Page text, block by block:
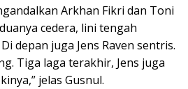
Arkhan Fikri dan Toni
cedera, lini tengah
depan juga Jens Raven sentris.
Tiga laga terakhir, Jens juga
jelas Gusnul.